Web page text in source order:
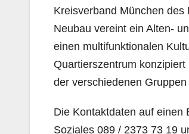
Kreisverband München
Neubau vereint ein Alten-
einen multifunktionalen
Quartierszentrum
der verschiedenen
Die Kontaktdaten auf einen
Soziales 089 / 2373 73 19